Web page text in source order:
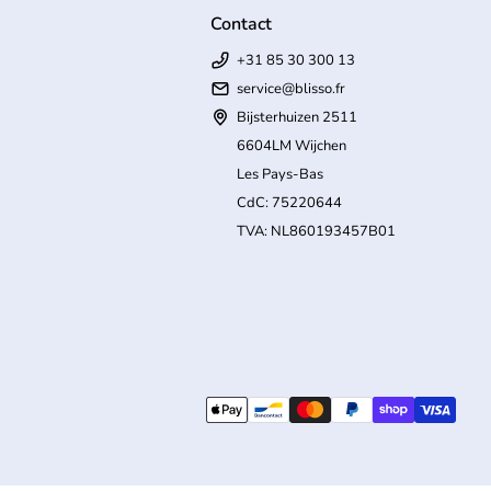
Contact
+31 85 30 300 13
service@blisso.fr
Bijsterhuizen 2511
6604LM Wijchen
Les Pays-Bas
CdC: 75220644
TVA: NL860193457B01
dans un nouvel onglet/fenêtre)Modes de paiement